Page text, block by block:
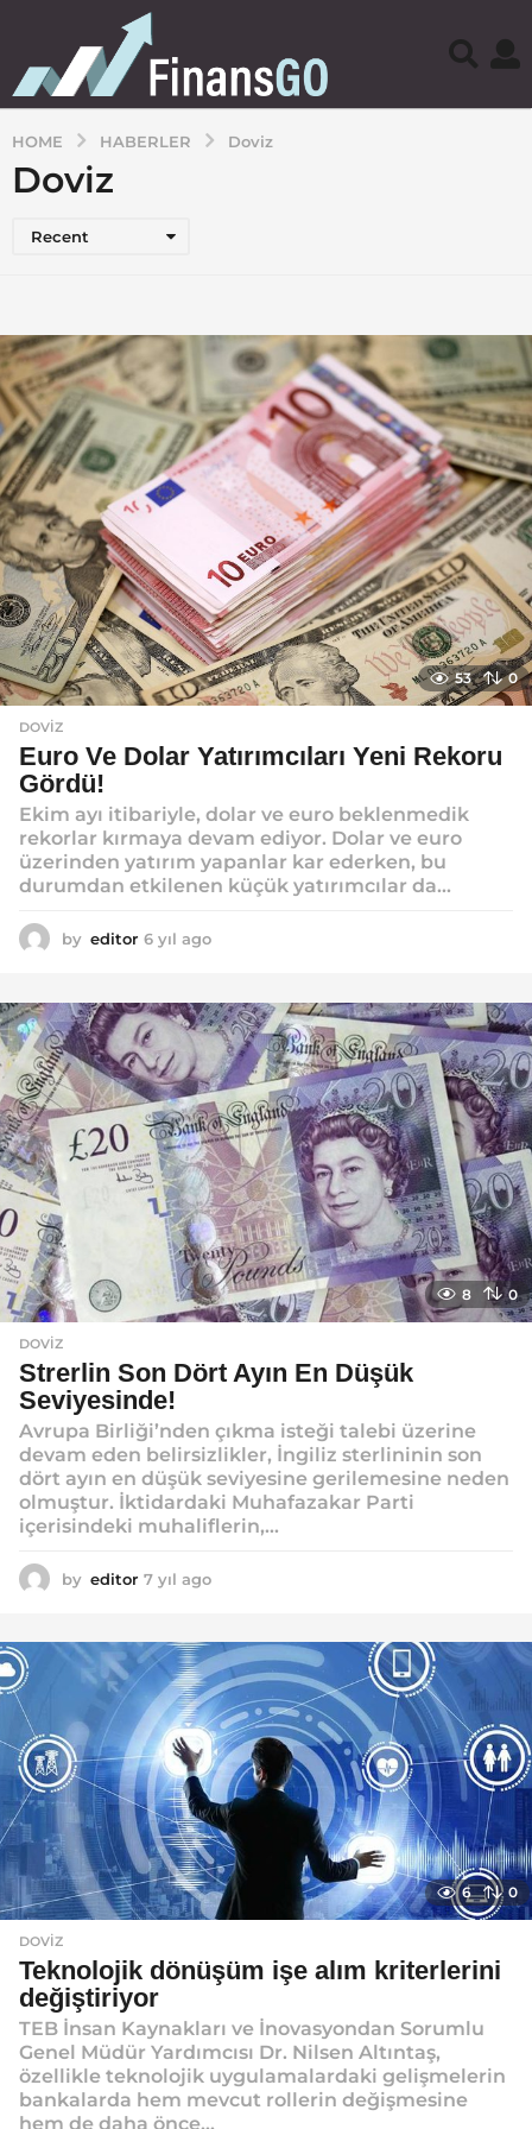
HOME HABERLER Doviz
Doviz
Recent
53 0
DOVIZ
Euro Ve Dolar Yatırımcıları Yeni Rekoru
Gördü!
Ekim ayı itibariyle, dolar ve euro beklenmedik
rekorlar kırmaya devam ediyor. Dolar ve euro
üzerinden yatırım yapanlar kar ederken, bu
durumdan etkilenen küçük yatırımcılar da...
by editor 6 yıl ago
l
a
o
8 0
DOVIZ
Strerlin Son Dört Ayın En Düşük
Seviyesinde!
Avrupa Birliği’nden çıkma isteği talebi üzerine
devam eden belirsizlikler, İngiliz sterlininin son
dört ayın en düşük seviyesine gerilemesine neden
olmuştur. İktidardaki Muhafazakar Parti
içerisindeki muhaliflerin,...
by editor 7 yıl ago
l
a
g
o
6 0
DOVIZ
Teknolojik dönüşüm işe alım kriterlerini
değiştiriyor
TEB İnsan Kaynakları ve İnovasyondan Sorumlu
Genel Müdür Yardımcısı Dr. Nilsen Altıntaş,
özellikle teknolojik uygulamalardaki gelişmelerin
bankalarda hem mevcut rollerin değişmesine
hem de daha önce...